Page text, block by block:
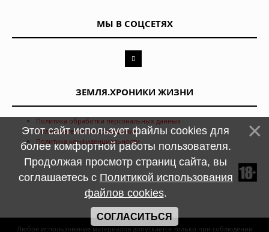
МЫ В СОЦСЕТЯХ
ЗЕМЛЯ.ХРОНИКИ ЖИЗНИ
Политика обработки персональных данных
Пользовательское соглашение
Политика конфиденциальности
Любое использование материалов допускается только при соблюдении
Этот сайт использует файлы cookies для
более комфортной работы пользователя.
Продолжая просмотр страниц сайта, вы
соглашаетесь с Политикой использования
файлов cookies.
СОГЛАСИТЬСЯ